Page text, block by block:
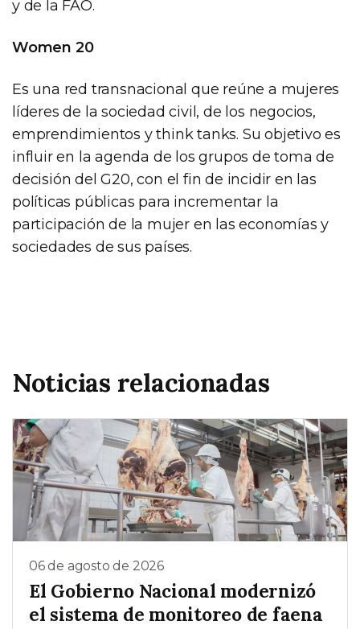
y de la FAO.
Women 20
Es una red transnacional que reúne a mujeres
líderes de la sociedad civil, de los negocios,
emprendimientos y think tanks. Su objetivo es
influir en la agenda de los grupos de toma de
decisión del G20, con el fin de incidir en las
políticas públicas para incrementar la
participación de la mujer en las economías y
sociedades de sus países.
Noticias relacionadas
06 de agosto de 2026
El Gobierno Nacional modernizó
el sistema de monitoreo de faena